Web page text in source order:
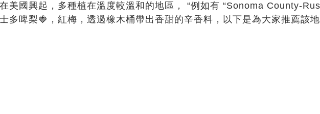
美國興起，多種植在溫度較溫和的地區， “例如有 “Sonoma County-
多啤梨🍓 ，紅梅，透過橡木桶帶出香甜的辛香料，以下是為大家推薦該